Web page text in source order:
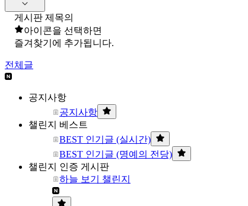
게시판 제목의
아이콘을 선택하면
즐겨찾기에 추가됩니다.
전체글
공지사항
공지사항
챌린지 베스트
BEST 인기글 (실시간)
BEST 인기글 (명예의 전당)
챌린지 인증 게시판
하늘 보기 챌린지